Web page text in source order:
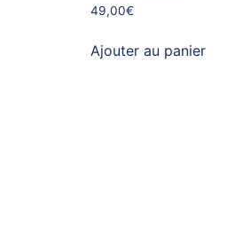
49,00€
Ajouter au panier